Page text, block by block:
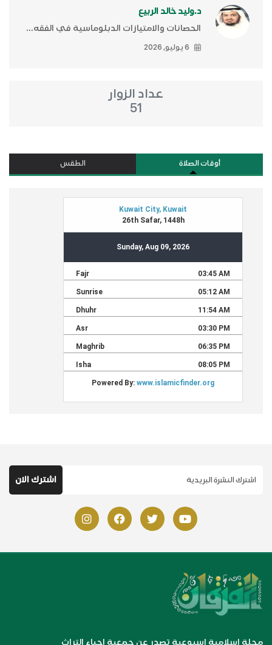
د.وليد خالد الربيع
الحصانات والامتيازات الدبلوماسية في الفقه...
6 يوليو, 2026
عداد الزوار
51
أوقات الصلاة الطقس
مجلة اسلامية اسبوعية تصدر عن جمعية احياء التراث